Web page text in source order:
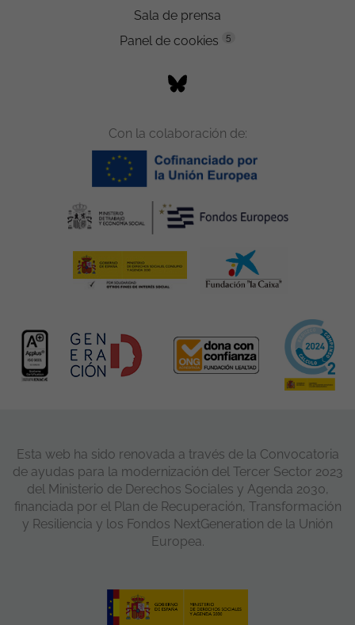
Sala de prensa
Panel de cookies
5
Con la colaboración de:
Esta web ha sido renovada a través de la Convocatoria
de ayudas para la modernización del Tercer Sector 2023
del Ministerio de Derechos Sociales y Agenda 2030,
financiada por el Plan de Recuperación, Transformación
y Resiliencia y los Fondos NextGeneration de la Unión
Europea.